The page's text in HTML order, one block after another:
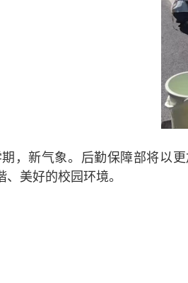
，新气象。后勤保障部将以
、美好的校园环境。